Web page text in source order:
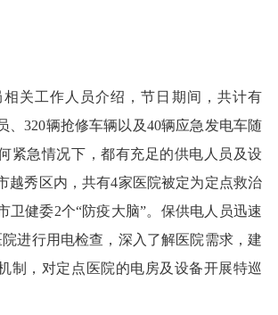
相关工作人员介绍，节日期间，共计有
、320辆抢修车辆以及40辆应急发电车随
紧急情况下，都有充足的供电人员及设
越秀区内，共有4家医院被定为定点救治
卫健委2个“防疫大脑”。保供电人员迅速
进行用电检查，深入了解医院需求，建
制，对定点医院的电房及设备开展特巡